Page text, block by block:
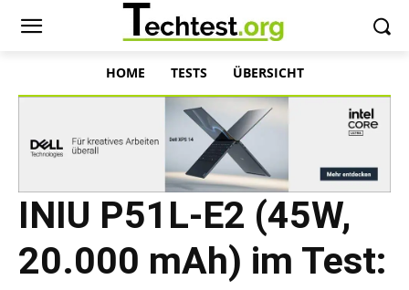
HOME TESTS ÜBERSICHT
INIU P51L-E2 (45W,
20.000 mAh) im Test: